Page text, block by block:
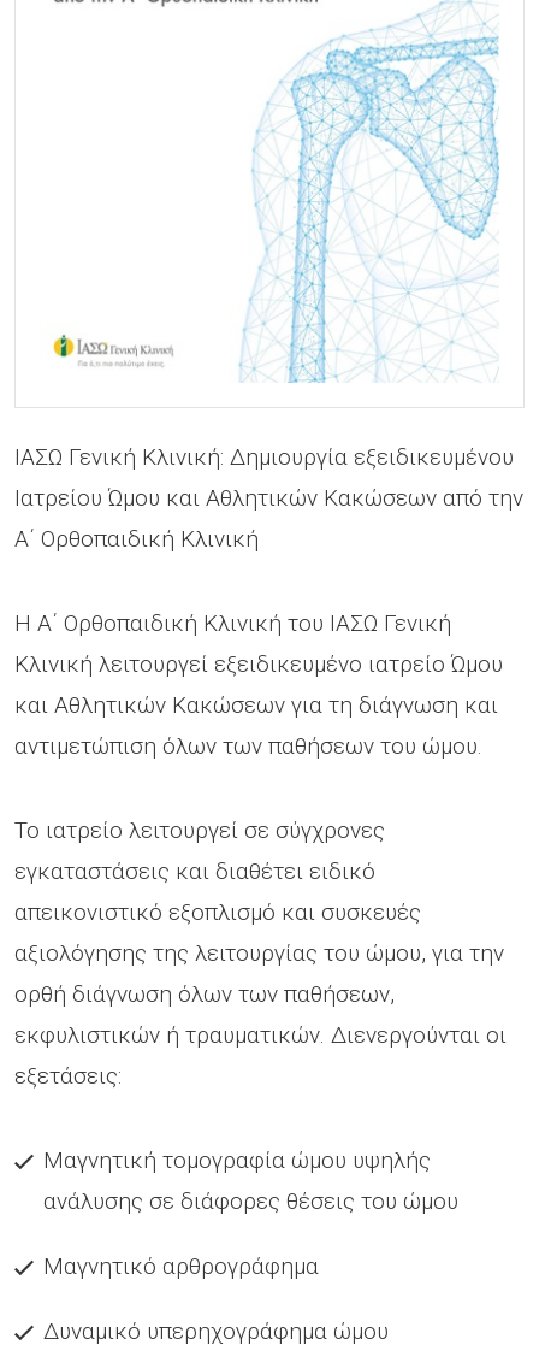
ΙΑΣΩ Γενική Κλινική: Δημιουργία εξειδικευμένου
Ιατρείου Ώμου και Αθλητικών Κακώσεων από την
Α΄ Ορθοπαιδική Κλινική
Η Α΄ Ορθοπαιδική Κλινική του ΙΑΣΩ Γενική
Κλινική λειτουργεί εξειδικευμένο ιατρείο Ώμου
και Αθλητικών Κακώσεων για τη διάγνωση και
αντιμετώπιση όλων των παθήσεων του ώμου.
Το ιατρείο λειτουργεί σε σύγχρονες
εγκαταστάσεις και διαθέτει ειδικό
απεικονιστικό εξοπλισμό και συσκευές
αξιολόγησης της λειτουργίας του ώμου, για την
ορθή διάγνωση όλων των παθήσεων,
εκφυλιστικών ή τραυματικών. Διενεργούνται οι
εξετάσεις:
Μαγνητική τομογραφία ώμου υψηλής
ανάλυσης σε διάφορες θέσεις του ώμου
Μαγνητικό αρθρογράφημα
Δυναμικό υπερηχογράφημα ώμου